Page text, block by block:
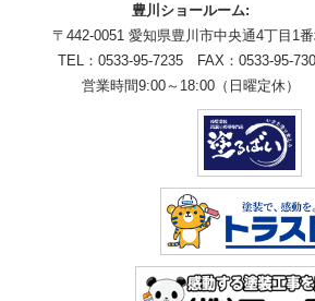
豊川ショールーム:
〒442-0051 愛知県豊川市中央通4丁目1
TEL：0533-95-7235 FAX：0533-95-
営業時間9:00～18:00（日曜定休）